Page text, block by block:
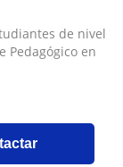
de nivel
Pedagógico en